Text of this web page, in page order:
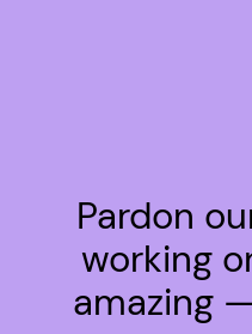
Pardon
working
amazing